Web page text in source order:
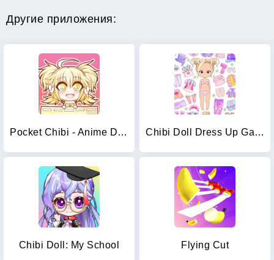
Другие приложения:
Pocket Chibi - Anime Dress Up Chibi Doll Dress Up Games
Chibi Doll: My School Flying Cut